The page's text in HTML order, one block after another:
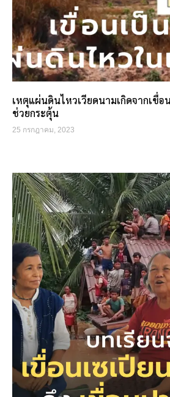
เหตุแผ่นดินไหวเวียดนามเกิดจากเขื่
ช่วยกระตุ้น
25 กรกฎาคม, 2023